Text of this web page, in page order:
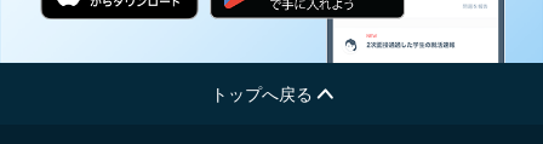
トップへ戻る